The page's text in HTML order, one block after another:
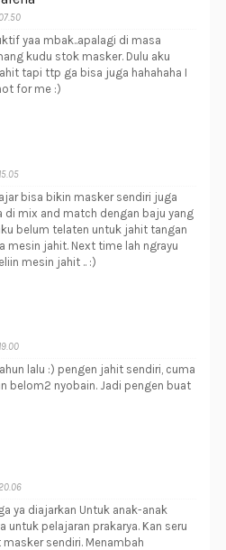
yaa mbak..apalagi di masa
kudu stok masker. Dulu aku
tapi ttp ga bisa juga hahahaha I
for me :)
bisa bikin masker sendiri juga
di mix and match dengan baju yang
belum telaten untuk jahit tangan
mesin jahit. Next time lah ngrayu
mesin jahit .. :)
lalu :) pengen jahit sendiri, cuma
belom2 nyobain. Jadi pengen buat
ya diajarkan Untuk anak-anak
untuk pelajaran prakarya. Kan seru
sendiri. Menambah